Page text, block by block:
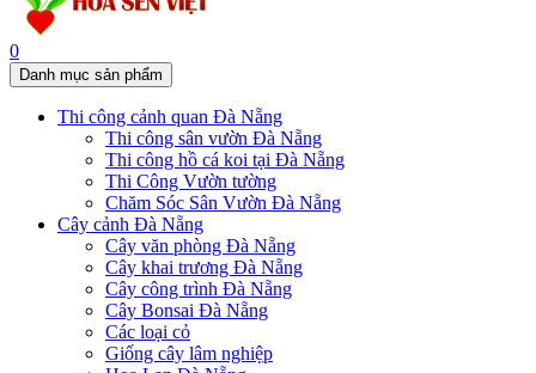
0
Danh mục sản phẩm
Thi công cảnh quan Đà Nẵng
Thi công sân vườn Đà Nẵng
Thi công hồ cá koi tại Đà Nẵng
Thi Công Vườn tường
Chăm Sóc Sân Vườn Đà Nẵng
Cây cảnh Đà Nẵng
Cây văn phòng Đà Nẵng
Cây khai trương Đà Nẵng
Cây công trình Đà Nẵng
Cây Bonsai Đà Nẵng
Các loại cỏ
Giống cây lâm nghiệp